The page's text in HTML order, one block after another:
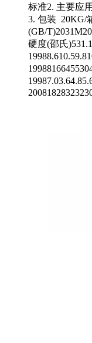
标准2. 主要应
3. 包装 20KG/
(GB/
硬度(邵氏